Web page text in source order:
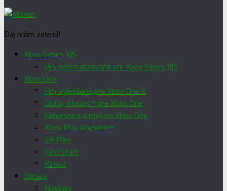
Daj hrám zelenú!
Xbox Series X|S
Hry optimalizované pre Xbox Series X|S
Xbox One
Hry vylepšené pre Xbox One X
Dolby Atmos™ pre Xbox One
Klávesnica a myš na Xbox One
Xbox Play Anywhere
EA Play
FastStart
Kinect
Správy
Novinky